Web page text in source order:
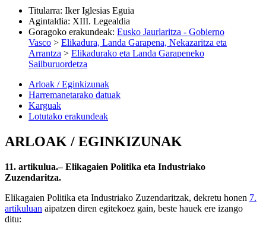
Titularra: Iker Iglesias Eguia
Agintaldia: XIII. Legealdia
Goragoko erakundeak: Eusko Jaurlaritza - Gobierno
Vasco > Elikadura, Landa Garapena, Nekazaritza eta
Arrantza > Elikadurako eta Landa Garapeneko
Sailburuordetza
Arloak / Eginkizunak
Harremanetarako datuak
Karguak
Lotutako erakundeak
ARLOAK / EGINKIZUNAK
11. artikulua.– Elikagaien Politika eta Industriako
Zuzendaritza.
Elikagaien Politika eta Industriako Zuzendaritzak, dekretu honen 7.
artikuluan aipatzen diren egitekoez gain, beste hauek ere izango
ditu: